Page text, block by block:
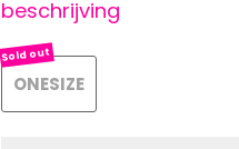
beschrijving
ONESIZE